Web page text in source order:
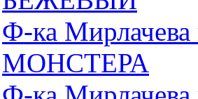
Ф-ка
МОНСТЕРА